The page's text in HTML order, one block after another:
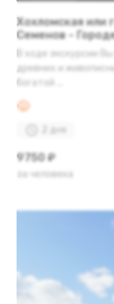
Хохломская или
Семенов -
В ходе экскурсии
древних и
богатой ...
2 дня
9750 ₽
за человека